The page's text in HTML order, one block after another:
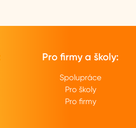
Pro firmy a školy:
Spolupráce
Pro školy
Pro firmy